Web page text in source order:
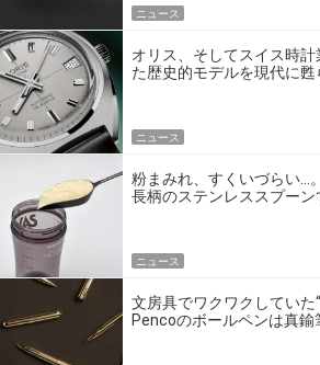
ニュース
オリス、そしてスイス時
た歴史的モデルを現代に
ニュース
粉まみれ、すくいづらい…
長柄のステンレススプーン
ニュース
文房具でワクワクしていた
Pencoのボールペンは真鍮